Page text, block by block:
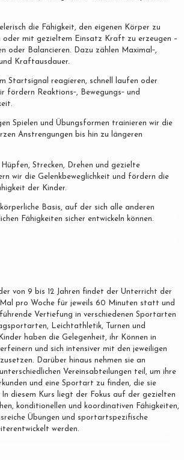
die Fähigkeit, den eigenen Körper zu
oder mit gezieltem Einsatz Kraft zu erzeugen –
oder Balancieren. Dazu zählen Maximal‐,
Kraftausdauer.
Startsignal reagieren, schnell laufen oder
fördern Reaktions‐, Bewegungs‐ und
Spielen und Übungsformen trainieren wir die
Anstrengungen bis hin zu längeren
Hüpfen, Strecken, Drehen und gezielte
wir die Gelenkbeweglichkeit und fördern die
der Kinder.
Basis, auf der sich alle anderen
Fähigkeiten sicher entwickeln können.
von 9 bis 12 Jahren findet der Unterricht der
Mal pro Woche für jeweils 60 Minuten statt und
Vertiefung in verschiedenen Sportarten
Leichtathletik, Turnen und
haben die Gelegenheit, ihr Können in
und sich intensiver mit den jeweiligen
Darüber hinaus nehmen sie an
Vereinsabteilungen teil, um ihre
und eine Sportart zu finden, die sie
diesem Kurs liegt der Fokus auf der gezielten
konditionellen und koordinativen Fähigkeiten,
Übungen und sportartspezifische
werden.